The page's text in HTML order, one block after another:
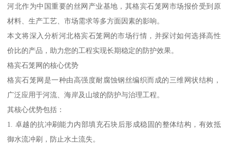
河北作为中国重要的丝网产业基地，其格宾石笼网市场报价受到原
材料、生产工艺、市场需求等多方面因素的影响。
本文将深入分析河北格宾石笼网的市场行情，并探讨如何选择高性
价比的产品，助力您的工程实现长期稳定的防护效果。
格宾石笼网的核心优势
格宾石笼网是一种由高强度耐腐蚀钢丝编织而成的三维网状结构，
广泛应用于河流、海岸及山坡的防护与治理工程。
其核心优势包括：
1. 卓越的抗冲刷能力内部填充石块后形成稳固的整体结构，有效抵
御水流冲刷，防止水土流失。